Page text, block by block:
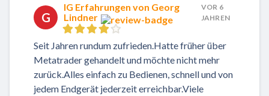
G
IG Erfahrungen von Georg
Lindner
VOR 6
JAHREN
Seit Jahren rundum zufrieden.Hatte früher über
Metatrader gehandelt und möchte nicht mehr
zurück.Alles einfach zu Bedienen, schnell und von
jedem Endgerät jederzeit erreichbar.Viele